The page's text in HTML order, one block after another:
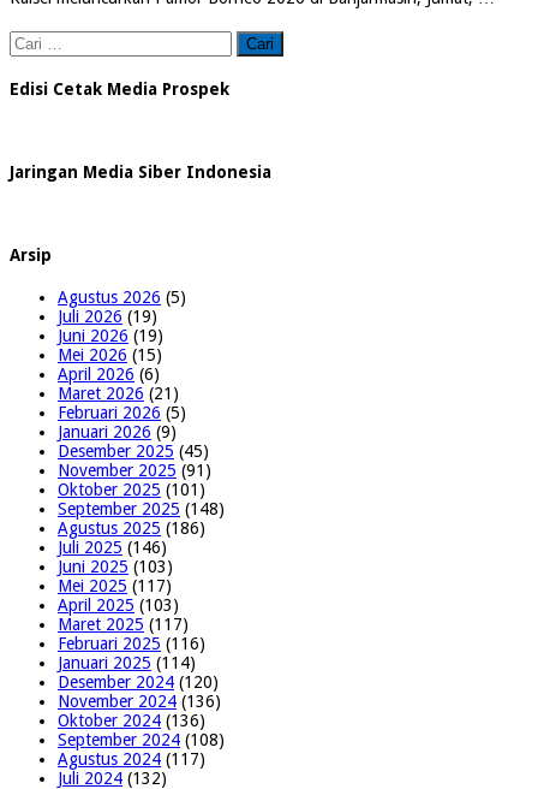
Cari
untuk:
Edisi Cetak Media Prospek
Jaringan Media Siber Indonesia
Arsip
Agustus 2026 (5)
Juli 2026 (19)
Juni 2026 (19)
Mei 2026 (15)
April 2026 (6)
Maret 2026 (21)
Februari 2026 (5)
Januari 2026 (9)
Desember 2025 (45)
November 2025 (91)
Oktober 2025 (101)
September 2025 (148)
Agustus 2025 (186)
Juli 2025 (146)
Juni 2025 (103)
Mei 2025 (117)
April 2025 (103)
Maret 2025 (117)
Februari 2025 (116)
Januari 2025 (114)
Desember 2024 (120)
November 2024 (136)
Oktober 2024 (136)
September 2024 (108)
Agustus 2024 (117)
Juli 2024 (132)